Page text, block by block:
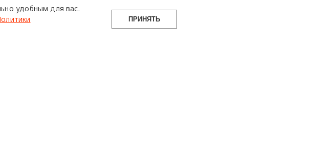
23 июня 2025 г.
СА",
удобным для вас.
ПРИНЯТЬ